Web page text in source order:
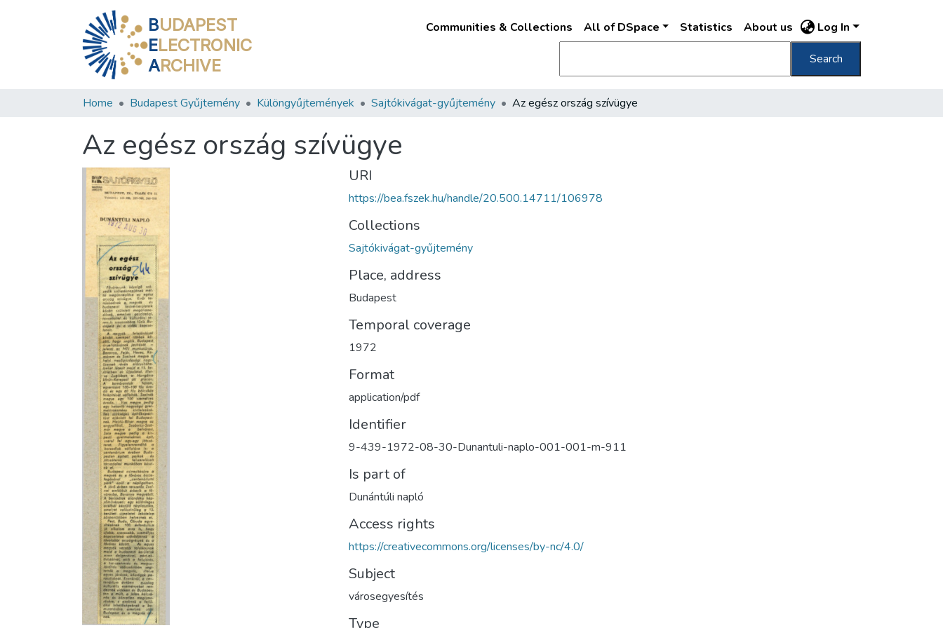
BUDAPEST
ELECTRONIC
ARCHIVE
Communities & Collections All of DSpace Statistics About us Log In
Search
Home Budapest Gyűjtemény Különgyűjtemények Sajtókivágat-gyűjtemény Az egész ország szívügye
Az egész ország szívügye
URI
https://bea.fszek.hu/handle/20.500.14711/106978
Collections
Sajtókivágat-gyűjtemény
Place, address
Budapest
Temporal coverage
1972
Format
application/pdf
Identifier
9-439-1972-08-30-Dunantuli-naplo-001-001-m-911
Is part of
Dunántúli napló
Access rights
https://creativecommons.org/licenses/by-nc/4.0/
Subject
városegyesítés
Type